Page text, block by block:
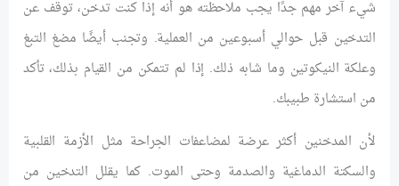
شيء آخر مهم جدًا يجب ملاحظته هو أنه إذا كنت تدخن، توقف عن
التدخين قبل حوالي أسبوعين من العملية. وتجنب أيضًا مضغ التبغ
وعلكة النيكوتين وما شابه ذلك. إذا لم تتمكن من القيام بذلك، تأكد
من استشارة طبيبك.
لأن المدخنين أكثر عرضة لمضاعفات الجراحة مثل الأزمة القلبية
والسكتة الدماغية والصدمة وحتى الموت. كما يقلل التدخين من